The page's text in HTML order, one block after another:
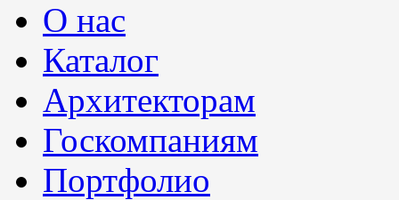
О нас
Каталог
Архитекторам
Госкомпаниям
Портфолио